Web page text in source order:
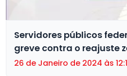
Servidores públicos
greve contra o reajuste
TV Bancários desta
26 de Janeiro de 2024 às